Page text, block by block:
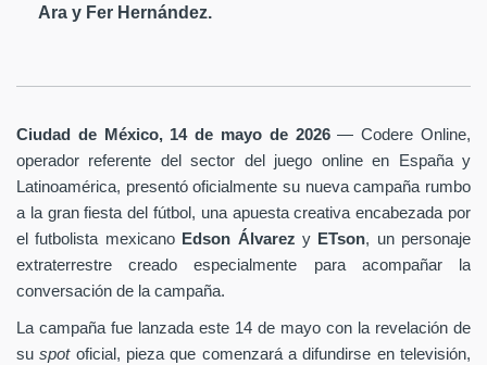
Ara y Fer Hernández.
Ciudad de México, 14 de mayo de 2026— Codere Online,
operador referente del sector del juego online en España y
Latinoamérica, presentó oficialmente su nueva campaña rumbo
a la gran fiesta del fútbol, una apuesta creativa encabezada por
el futbolista mexicano Edson Álvarez yETson, un personaje
extraterrestre creado especialmente para acompañar la
conversación de la campaña.
La campaña fue lanzada este 14 de mayo con la revelación de
suspot oficial, pieza que comenzará a difundirse en televisión,